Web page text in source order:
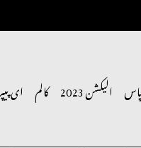
الیکشن 2023 کالم ای پیپر